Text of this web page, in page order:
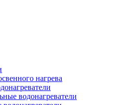
нагрева
водонагреватели